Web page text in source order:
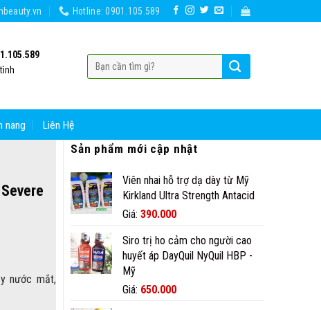
Hotline: 0901.105.589
nang Liên Hệ
Sản phẩm mới cập nhật
Viên nhai hỗ trợ dạ dày từ Mỹ
Kirkland Ultra Strength Antacid
Giá: Giá
là:
420.000₫.
390.000Giá
tại
là:
Siro trị ho cảm cho người cao
huyết áp DayQuil NyQuil HBP -
Mỹ
Giá: Giá
650.000Giá
nước mắt,